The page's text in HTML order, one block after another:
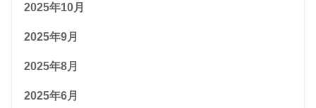
2025年10月
2025年9月
2025年8月
2025年6月